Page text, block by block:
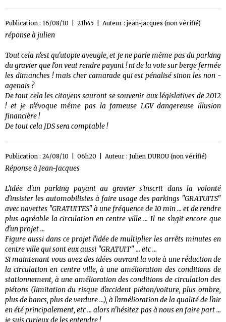
Publication : 16/08/10 | 21h45 | Auteur : jean-jacques (non vérifié)
réponse à julien
Tout cela n'est qu'utopie aveugle, et je ne parle même pas du parking
du gravier que l'on veut rendre payant ! ni de la voie sur berge fermée
les dimanches ! mais cher camarade qui est pénalisé sinon les non -
agenais ?
De tout cela les citoyens sauront se souvenir aux législatives de 2012
! et je n'évoque même pas la fameuse LGV dangereuse illusion
financière !
De tout cela JDS sera comptable !
Publication : 24/08/10 | 06h20 | Auteur : Julien DUROU (non vérifié)
Réponse à Jean-Jacques
L'idée d'un parking payant au gravier s'inscrit dans la volonté
d'insister les automobilistes à faire usage des parkings "GRATUITS"
avec navettes "GRATUITES" à une fréquence de 10 min ... et de rendre
plus agréable la circulation en centre ville ... Il ne s'agit encore que
d'un projet ...
Figure aussi dans ce projet l'idée de multiplier les arrêts minutes en
centre ville qui sont eux aussi "GRATUIT" ... etc ...
Si maintenant vous avez des idées ouvrant la voie à une réduction de
la circulation en centre ville, à une amélioration des conditions de
stationnement, à une amélioration des conditions de circulation des
piétons (limitation du risque d'accident piéton/voiture, plus ombre,
plus de bancs, plus de verdure ...), à l'amélioration de la qualité de l'air
en été principalement, etc ... alors n'hésitez pas à nous en faire part ...
je suis curieux de les entendre !